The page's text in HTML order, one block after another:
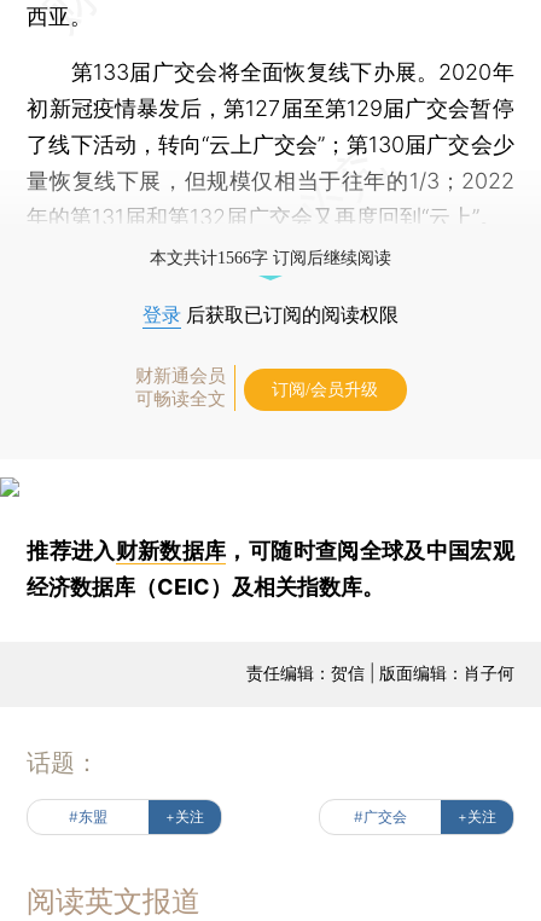
西亚。
第133届广交会将全面恢复线下办展。2020年
初新冠疫情暴发后，第127届至第129届广交会暂停
了线下活动，转向“云上广交会”；第130届广交会少
量恢复线下展，但规模仅相当于往年的1/3；2022
年的第131届和第132届广交会又再度回到“云上”。
本文共计1566字 订阅后继续阅读
登录 后获取已订阅的阅读权限
财新通会员
可畅读全文
订阅/会员升级
推荐进入财新数据库 ，可随时查阅全球及中国宏观
经济数据库（CEIC）及相关指数库。
责任编辑：贺信 | 版面编辑：肖子何
话题：
#东盟 +关注 #广交会 +关注
阅读英文报道